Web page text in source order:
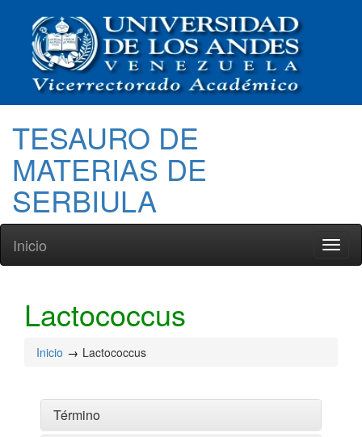
TESAURO DE
MATERIAS DE
SERBIULA
Inicio
Lactococcus
Inicio Lactococcus
Término